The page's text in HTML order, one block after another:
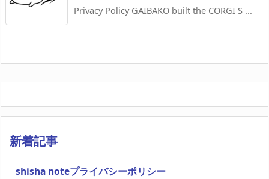
Privacy Policy GAIBAKO built the CORGI S ...
新着記事
shisha noteプライバシーポリシー